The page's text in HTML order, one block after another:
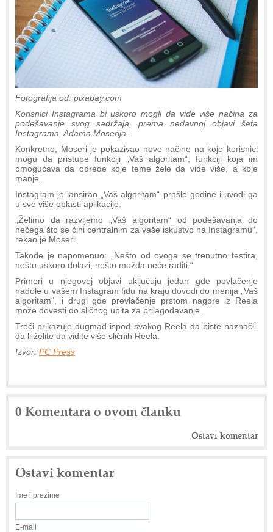
Fotografija od: pixabay.com
Korisnici Instagrama bi uskoro mogli da vide više načina za
podešavanje svog sadržaja, prema nedavnoj objavi šefa
Instagrama, Adama Moserija.
Konkretno, Moseri je pokazivao nove načine na koje korisnici
mogu da pristupe funkciji „Vaš algoritam“, funkciji koja im
omogućava da odrede koje teme žele da vide više, a koje
manje.
Instagram je lansirao „Vaš algoritam“ prošle godine i uvodi ga
u sve više oblasti aplikacije.
„Želimo da razvijemo „Vaš algoritam“ od podešavanja do
nečega što se čini centralnim za vaše iskustvo na Instagramu“,
rekao je Moseri.
Takođe je napomenuo: „Nešto od ovoga se trenutno testira,
nešto uskoro dolazi, nešto možda neće raditi.“
Primeri u njegovoj objavi uključuju jedan gde povlačenje
nadole u vašem Instagram fidu na kraju dovodi do menija „Vaš
algoritam“, i drugi gde prevlačenje prstom nagore iz Reela
može dovesti do sličnog upita za prilagođavanje.
Treći prikazuje dugmad ispod svakog Reela da biste naznačili
da li želite da vidite više sličnih Reela.
Izvor: PC Press
0 Komentara o ovom članku
Ostavi komentar
Ostavi komentar
Ime i prezime
E-mail